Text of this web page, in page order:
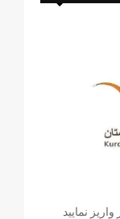
نمایید